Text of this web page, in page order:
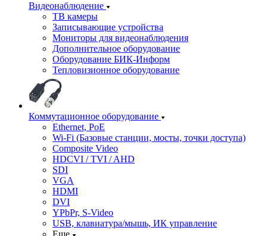
Видеонаблюдение
ТВ камеры
Записывающие устройства
Мониторы для видеонаблюдения
Дополнительное оборудование
Оборудование БИК-Информ
Тепловизионное оборудование
Коммутационное оборудование
Ethernet, PoE
Wi-Fi (Базовые станции, мосты, точки доступа)
Composite Video
HDCVI / TVI / AHD
SDI
VGA
HDMI
DVI
YPbPr, S-Video
USB, клавиатура/мышь, ИК управление
Еще